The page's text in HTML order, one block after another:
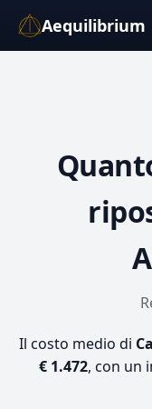
Aequilibrium
Il costo medio di
€ 1.472, con un